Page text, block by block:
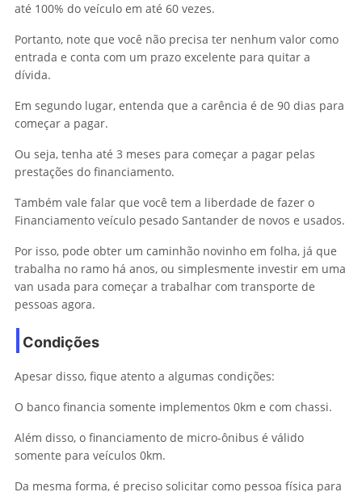
até 100% do veículo em até 60 vezes.
Portanto, note que você não precisa ter nenhum valor como
entrada e conta com um prazo excelente para quitar a
dívida.
Em segundo lugar, entenda que a carência é de 90 dias para
começar a pagar.
Ou seja, tenha até 3 meses para começar a pagar pelas
prestações do financiamento.
Também vale falar que você tem a liberdade de fazer o
Financiamento veículo pesado Santander de novos e usados.
Por isso, pode obter um caminhão novinho em folha, já que
trabalha no ramo há anos, ou simplesmente investir em uma
van usada para começar a trabalhar com transporte de
pessoas agora.
Condições
Apesar disso, fique atento a algumas condições:
O banco financia somente implementos 0km e com chassi.
Além disso, o financiamento de micro-ônibus é válido
somente para veículos 0km.
Da mesma forma, é preciso solicitar como pessoa física para